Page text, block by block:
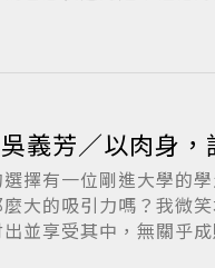
吳義芳／以肉身
擇有一位剛進大學的
大的吸引力嗎？我微
並享受其中，無關乎